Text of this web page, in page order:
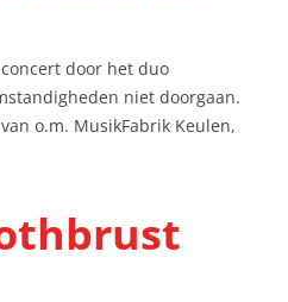
door het duo
niet doorgaan.
o.m. MusikFabrik Keulen,